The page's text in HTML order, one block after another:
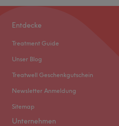
Entdecke
Treatment Guide
Unser Blog
Treatwell Geschenkgutschein
Newsletter Anmeldung
Sitemap
Unternehmen